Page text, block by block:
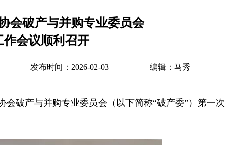
会破产与并购专业委员会
作会议顺利召开
发布时间：2026-02-03 编辑：马秀
破产与并购专业委员会（以下简称“破产委”）第一次